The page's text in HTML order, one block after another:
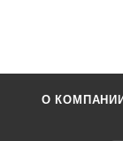
О КОМПАНИИ